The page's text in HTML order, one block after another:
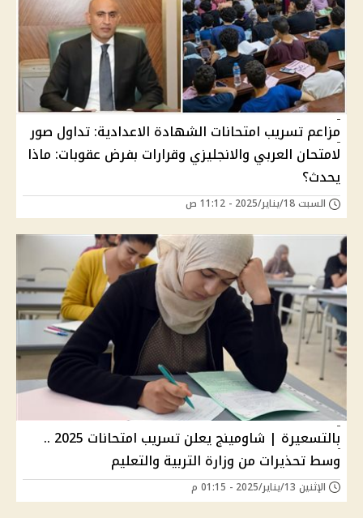
مزاعم تسريب امتحانات الشهادة الاعدادية: تداول صور
لامتحان العربي والانجليزي وقرارات بفرض عقوبات: ماذا
يحدث؟
السبت 18/يناير/2025 - 11:12 ص
بالتسعيرة | شاومينج يعلن تسريب امتحانات 2025 ..
وسط تحذيرات من وزارة التربية والتعليم
الإثنين 13/يناير/2025 - 01:15 م